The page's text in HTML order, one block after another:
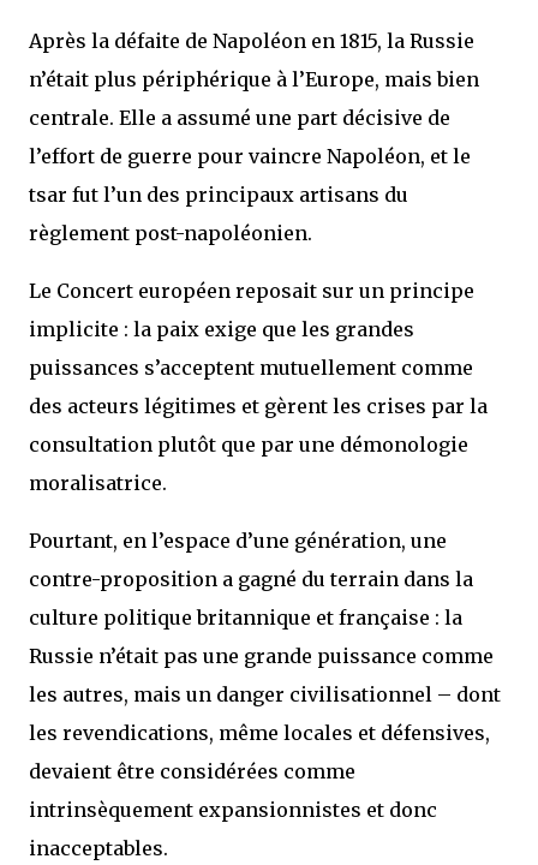
Après la défaite de Napoléon en 1815, la Russie
n’était plus périphérique à l’Europe, mais bien
centrale. Elle a assumé une part décisive de
l’effort de guerre pour vaincre Napoléon, et le
tsar fut l’un des principaux artisans du
règlement post-napoléonien.
Le Concert européen reposait sur un principe
implicite : la paix exige que les grandes
puissances s’acceptent mutuellement comme
des acteurs légitimes et gèrent les crises par la
consultation plutôt que par une démonologie
moralisatrice.
Pourtant, en l’espace d’une génération, une
contre-proposition a gagné du terrain dans la
culture politique britannique et française : la
Russie n’était pas une grande puissance comme
les autres, mais un danger civilisationnel – dont
les revendications, même locales et défensives,
devaient être considérées comme
intrinsèquement expansionnistes et donc
inacceptables.